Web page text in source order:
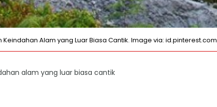
Alam yang Luar Biasa Cantik. Image via: id.pinterest.com
alam yang luar biasa cantik